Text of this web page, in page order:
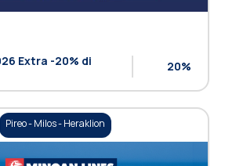
Extra -20% di 20%
Pireo - Milos - Heraklion